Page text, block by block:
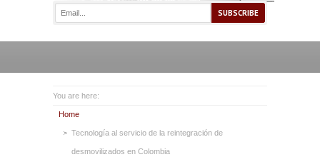
You are here:
Home
Tecnología al servicio de la reintegración de
desmovilizados en Colombia